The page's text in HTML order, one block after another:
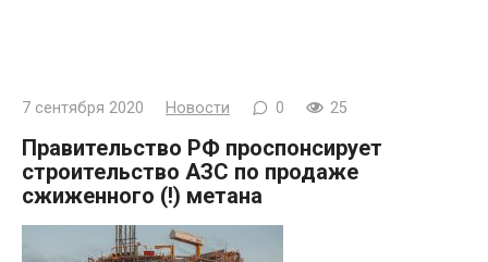
7 сентября 2020 Новости 0 25
Правительство РФ проспонсирует
строительство АЗС по продаже
сжиженного (!) метана